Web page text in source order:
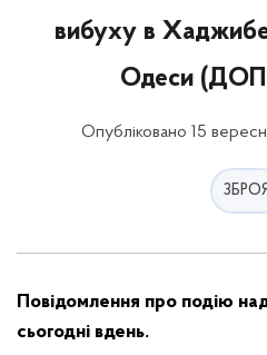
вибуху в
Одеси
Опубліковано 15
Повідомлення про подію
сьогодні вдень.